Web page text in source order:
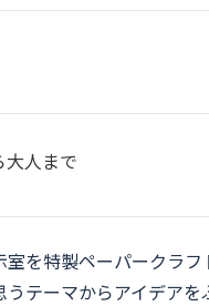
大人まで
を特製ペーパークラ
テーマからアイデア